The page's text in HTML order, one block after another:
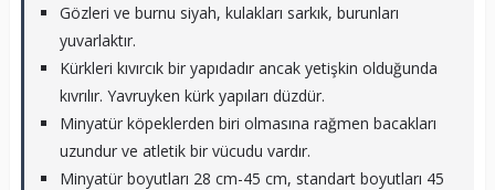
Gözleri ve burnu siyah, kulakları sarkık, burunları
yuvarlaktır.
Kürkleri kıvırcık bir yapıdadır ancak yetişkin olduğunda
kıvrılır. Yavruyken kürk yapıları düzdür.
Minyatür köpeklerden biri olmasına rağmen bacakları
uzundur ve atletik bir vücudu vardır.
Minyatür boyutları 28 cm-45 cm, standart boyutları 45